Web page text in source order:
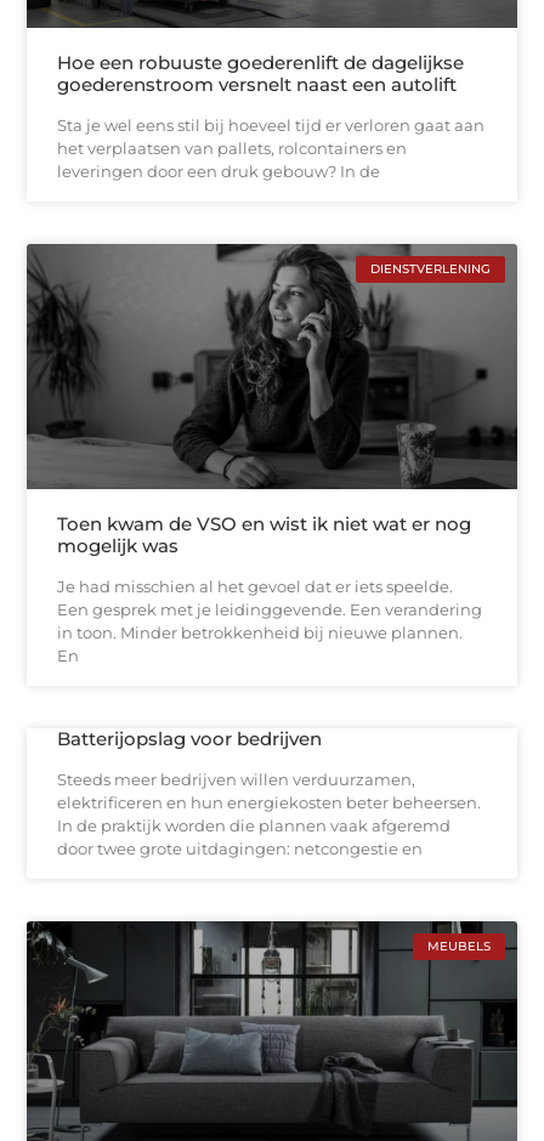
Hoe een robuuste goederenlift de dagelijkse
goederenstroom versnelt naast een autolift
Sta je wel eens stil bij hoeveel tijd er verloren gaat aan
het verplaatsen van pallets, rolcontainers en
leveringen door een druk gebouw? In de
DIENSTVERLENING
Toen kwam de VSO en wist ik niet wat er nog
mogelijk was
Je had misschien al het gevoel dat er iets speelde.
Een gesprek met je leidinggevende. Een verandering
in toon. Minder betrokkenheid bij nieuwe plannen.
En
Batterijopslag voor bedrijven
Steeds meer bedrijven willen verduurzamen,
elektrificeren en hun energiekosten beter beheersen.
In de praktijk worden die plannen vaak afgeremd
door twee grote uitdagingen: netcongestie en
MEUBELS